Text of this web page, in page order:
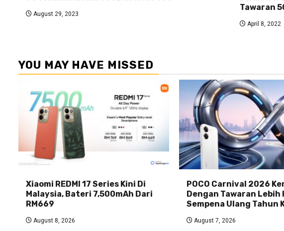
August 29, 2023
Tawaran
April 8, 2022
YOU MAY HAVE MISSED
Xiaomi REDMI 17 Series Kini Di
Malaysia, Bateri 7,500mAh Dari
RM669
August 8, 2026
POCO Carnival 2026
Dengan Tawaran Lebih
Sempena Ulang Tahun
August 7, 2026